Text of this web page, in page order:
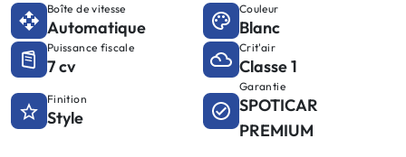
Boîte de vitesse
Automatique
Couleur
Blanc
Puissance fiscale
7 cv
Crit'air
Classe 1
Finition
Style
Garantie
SPOTICAR
PREMIUM